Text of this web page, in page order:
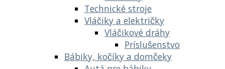
Technické stroje
Vláčiky a električky
Vláčikové dráhy
Príslušenstvo
Bábiky, kočíky a domčeky